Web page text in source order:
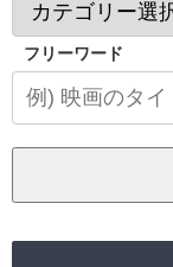
フリーワード